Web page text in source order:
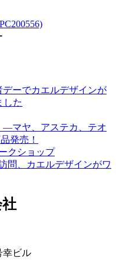
デーでカエルデザインが
した
マヤ、アステカ、テオ
発売！
クショップ
問、カエルデザインがワ
幸ビル